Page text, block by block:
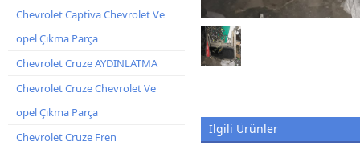
Chevrolet Captiva Chevrolet Ve
opel Çıkma Parça
Chevrolet Cruze AYDINLATMA
Chevrolet Cruze Chevrolet Ve
opel Çıkma Parça
Chevrolet Cruze Fren
İlgili Ürünler